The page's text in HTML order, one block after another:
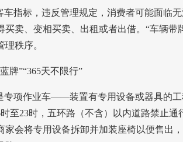
车指标，违反管理规定，消费者可能面临
卖、变相买卖、出租或者出借。“车辆
秩序。
牌”“365天不限行”
专项作业车——装置有专用设备或器具的
至23时，五环路（不含）以内道路禁止
家会将专用设备拆卸并加装座椅以便售出